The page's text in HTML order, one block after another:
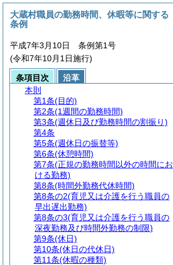
大蔵村職員の勤務時間、休暇等に関する
条例
平成7年3月10日 条例第1号
(令和7年10月1日施行)
条項目次
沿革
本則
第1条(目的)
第2条(1週間の勤務時間)
第3条(週休日及び勤務時間の割振り)
第4条
第5条(週休日の振替等)
第6条(休憩時間)
第7条(正規の勤務時間以外の時間にお
ける勤務)
第8条(時間外勤務代休時間)
第8条の2(育児又は介護を行う職員の
早出遅出勤務)
第8条の3(育児又は介護を行う職員の
深夜勤務及び時間外勤務の制限)
第9条(休日)
第10条(休日の代休日)
第11条(休暇の種類)